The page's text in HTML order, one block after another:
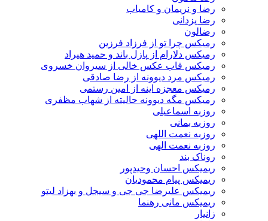
رضا و نریمان و کامیاب
رضا یزدانی
رضالون
رمیکس چرا تو از فرزاد فرزین
رمیکس دلارام از پازل باند و حمید هیراد
رمیکس قاب عکس خالی از سیروان خسروی
رمیکس مرد دیوونه از رضا صادقی
رمیکس معجزه اینه از امین رستمی
رمیکس مگه دیوونه حالیته از شهاب مظفری
روزبه اسماعیلی
روزبه بمانی
روزبه نعمت اللهی
روزبه نعمت الهی
روناک بند
ریمیکس احسان وحیدپور
ریمیکس پیام محمودیان
ریمیکس علیرضا جی جی و سیجل و بهزاد لیتو
ریمیکس مانی رهنما
زانیار